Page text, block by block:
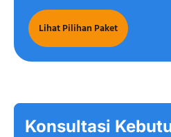
Lihat Pilihan Paket
Konsultasi